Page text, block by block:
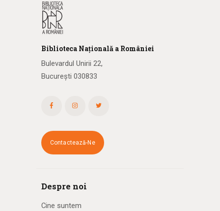
Biblioteca Națională a României
Bulevardul Unirii 22,
București 030833
Contactează-Ne
Despre noi
Cine suntem